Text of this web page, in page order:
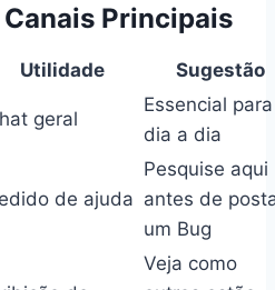
Principais
Utilidade Sugestão
geral
Essencial
dia a dia
de ajuda
Pesquise aqui
antes de
um Bug
Veja como